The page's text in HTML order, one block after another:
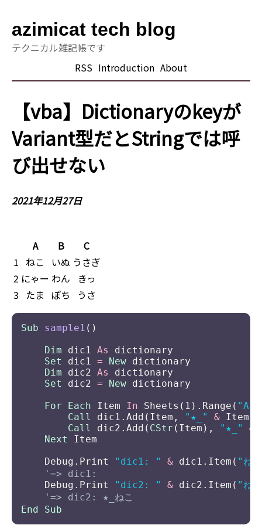
azimicat tech blog
テクニカル雑記帳です
RSS Introduction About
【vba】Dictionaryのkeyが
Variant型だとStringでは呼
び出せない
2021年12月27日
A B
C
1 ねこ いぬ うさぎ
2 にゃー わん
きっ
3
たま ぽち うさ
Sub sample1
Dim dic1 As
Set
dic1 = New
Dim dic2 As
Set
dic2 = New
For
Each Item In Sheets(1).Range(
Call
dic1.Add(Item, "★_" &
Call
dic2.Add( CStr (Item), "★_"
&
Next
    Debug.Print
"dic1: " & dic1.Item( "ね
    Debug.Print
"dic2: " & dic2.Item( "ね
End
Sub